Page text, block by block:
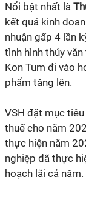
Nổi bật nhất là
kết quả kinh
nhuận gấp 4 lần
tình hình thủy
Kon Tum đi vào
phẩm tăng lên.
VSH đặt mục
thuế cho năm
thực hiện năm
nghiệp đã thực
hoạch lãi cả năm.